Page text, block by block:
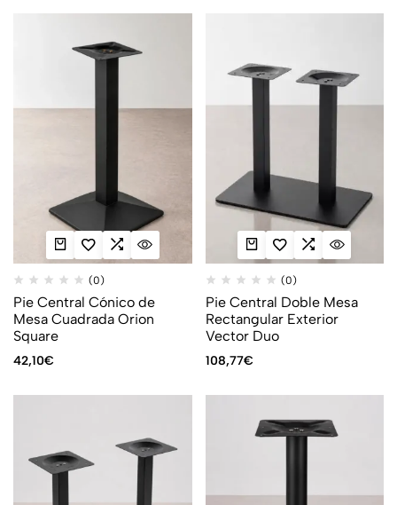
(0)
Pie Central Cónico de
Mesa Cuadrada Orion
Square
42,10€
(0)
Pie Central Doble Mesa
Rectangular Exterior
Vector Duo
108,77€